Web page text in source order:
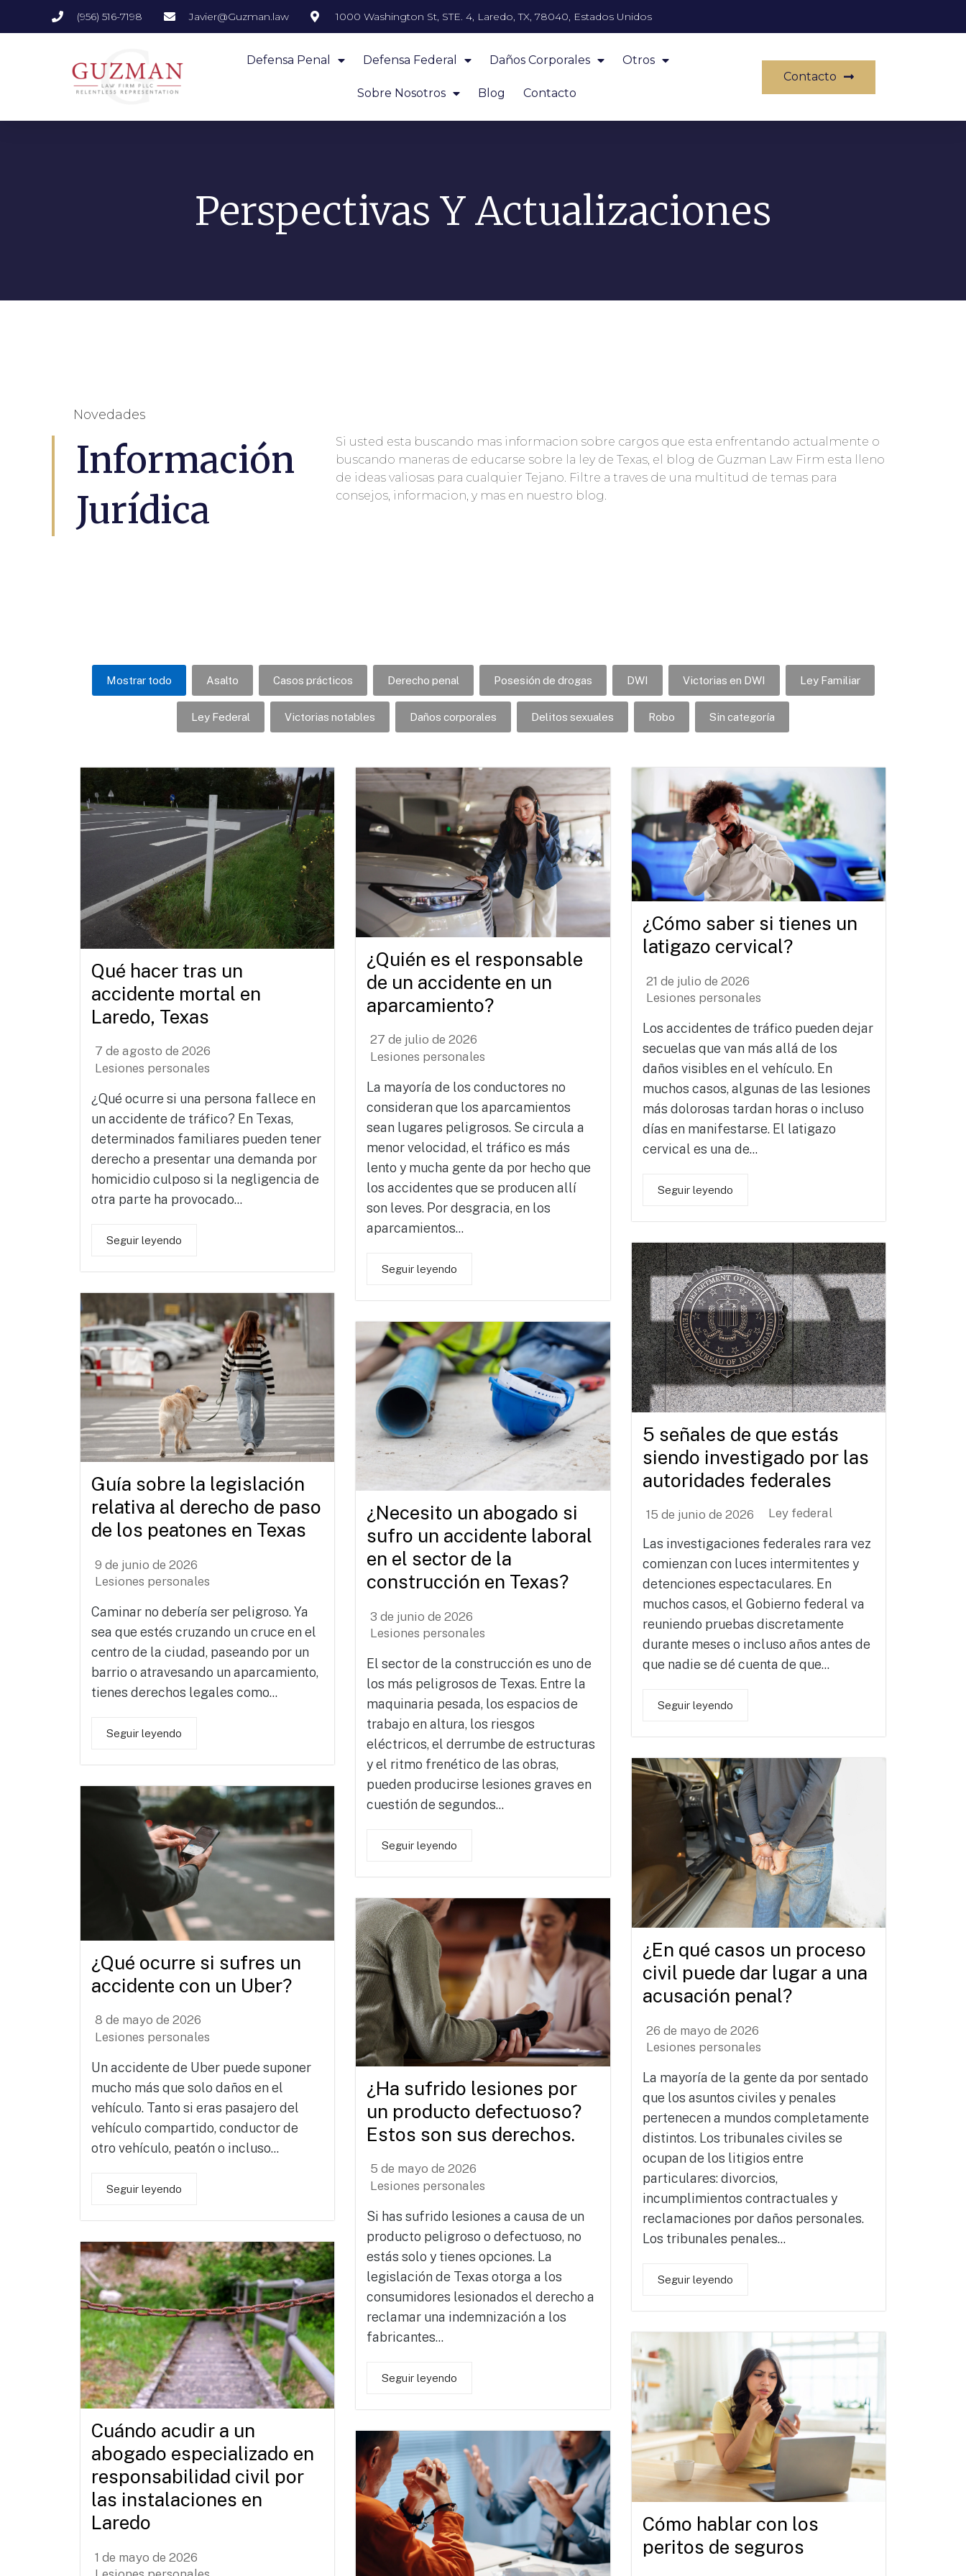
(956) 516-7198 Javier@Guzman.law 1000 Washington St, STE. 4, Laredo, TX, 78040, Estados Unidos
Defensa Penal Defensa Federal Daños Corporales Otros
Sobre Nosotros Blog Contacto
Contacto
Perspectivas Y Actualizaciones
Novedades
Información
Jurídica
Si usted esta buscando mas informacion sobre cargos que esta enfrentando actualmente o
buscando maneras de educarse sobre la ley de Texas, el blog de Guzman Law Firm esta lleno
de ideas valiosas para cualquier Tejano. Filtre a traves de una multitud de temas para
consejos, informacion, y mas en nuestro blog.
Mostrar todo Asalto Casos prácticos Derecho penal Posesión de drogas DWI Victorias en DWI Ley Familiar
Ley Federal Victorias notables Daños corporales Delitos sexuales Robo Sin categoría
Qué hacer tras un
accidente mortal en
Laredo, Texas
7 de agosto de 2026
Lesiones personales
¿Qué ocurre si una persona fallece en
un accidente de tráfico? En Texas,
determinados familiares pueden tener
derecho a presentar una demanda por
homicidio culposo si la negligencia de
otra parte ha provocado...
Seguir leyendo
¿Quién es el responsable
de un accidente en un
aparcamiento?
27 de julio de 2026
Lesiones personales
La mayoría de los conductores no
consideran que los aparcamientos
sean lugares peligrosos. Se circula a
menor velocidad, el tráfico es más
lento y mucha gente da por hecho que
los accidentes que se producen allí
son leves. Por desgracia, en los
aparcamientos...
Seguir leyendo
¿Cómo saber si tienes un
latigazo cervical?
21 de julio de 2026
Lesiones personales
Los accidentes de tráfico pueden dejar
secuelas que van más allá de los
daños visibles en el vehículo. En
muchos casos, algunas de las lesiones
más dolorosas tardan horas o incluso
días en manifestarse. El latigazo
cervical es una de...
Seguir leyendo
5 señales de que estás
siendo investigado por las
autoridades federales
15 de junio de 2026 Ley federal
Las investigaciones federales rara vez
comienzan con luces intermitentes y
detenciones espectaculares. En
muchos casos, el Gobierno federal va
reuniendo pruebas discretamente
durante meses o incluso años antes de
que nadie se dé cuenta de que...
Seguir leyendo
Guía sobre la legislación
relativa al derecho de paso
de los peatones en Texas
9 de junio de 2026
Lesiones personales
Caminar no debería ser peligroso. Ya
sea que estés cruzando un cruce en el
centro de la ciudad, paseando por un
barrio o atravesando un aparcamiento,
tienes derechos legales como...
Seguir leyendo
¿Necesito un abogado si
sufro un accidente laboral
en el sector de la
construcción en Texas?
3 de junio de 2026
Lesiones personales
El sector de la construcción es uno de
los más peligrosos de Texas. Entre la
maquinaria pesada, los espacios de
trabajo en altura, los riesgos
eléctricos, el derrumbe de estructuras
y el ritmo frenético de las obras,
pueden producirse lesiones graves en
cuestión de segundos...
Seguir leyendo
¿En qué casos un proceso
civil puede dar lugar a una
acusación penal?
26 de mayo de 2026
Lesiones personales
La mayoría de la gente da por sentado
que los asuntos civiles y penales
pertenecen a mundos completamente
distintos. Los tribunales civiles se
ocupan de los litigios entre
particulares: divorcios,
incumplimientos contractuales y
reclamaciones por daños personales.
Los tribunales penales...
Seguir leyendo
¿Qué ocurre si sufres un
accidente con un Uber?
8 de mayo de 2026
Lesiones personales
Un accidente de Uber puede suponer
mucho más que solo daños en el
vehículo. Tanto si eras pasajero del
vehículo compartido, conductor de
otro vehículo, peatón o incluso...
Seguir leyendo
¿Ha sufrido lesiones por
un producto defectuoso?
Estos son sus derechos.
5 de mayo de 2026
Lesiones personales
Si has sufrido lesiones a causa de un
producto peligroso o defectuoso, no
estás solo y tienes opciones. La
legislación de Texas otorga a los
consumidores lesionados el derecho a
reclamar una indemnización a los
fabricantes...
Seguir leyendo
Cuándo acudir a un
abogado especializado en
responsabilidad civil por
las instalaciones en
Laredo
1 de mayo de 2026
Cómo hablar con los
peritos de seguros